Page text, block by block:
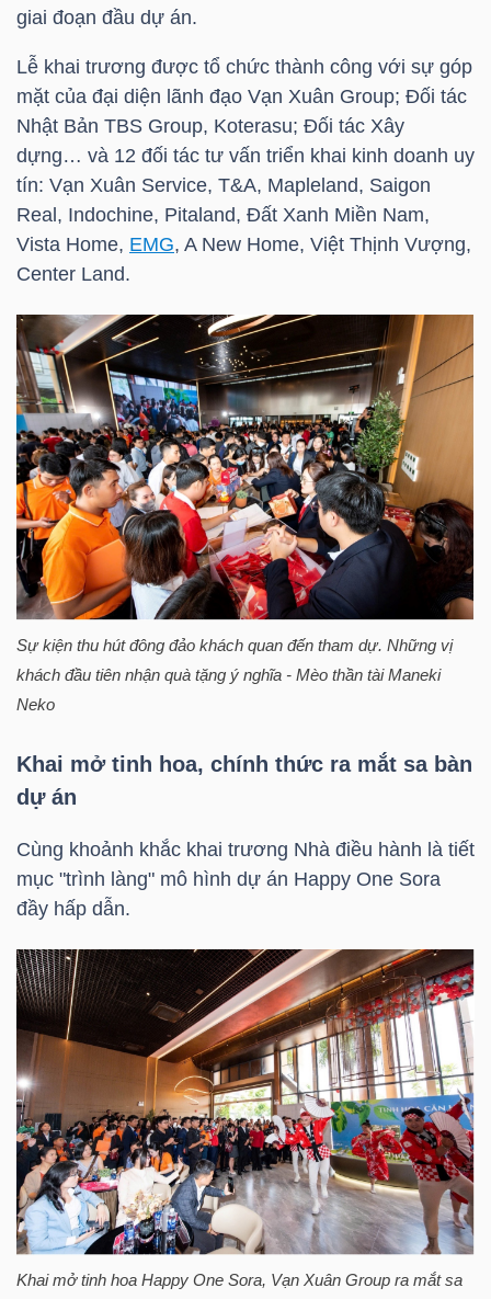
giai đoạn đầu dự án.
Lễ khai trương được tổ chức thành công với sự góp
mặt của đại diện lãnh đạo Vạn Xuân Group; Đối tác
Nhật Bản TBS Group, Koterasu; Đối tác Xây
dựng… và 12 đối tác tư vấn triển khai kinh doanh uy
tín: Vạn Xuân Service, T&A, Mapleland, Saigon
Real, Indochine, Pitaland, Đất Xanh Miền Nam,
Vista Home, EMG, A New Home, Việt Thịnh Vượng,
Center Land.
Sự kiện thu hút đông đảo khách quan đến tham dự. Những vị
khách đầu tiên nhận quà tặng ý nghĩa - Mèo thần tài Maneki
Neko
Khai mở tinh hoa, chính thức ra mắt sa bàn
dự án
Cùng khoảnh khắc khai trương Nhà điều hành là tiết
mục "trình làng" mô hình dự án Happy One Sora
đầy hấp dẫn.
Khai mở tinh hoa Happy One Sora, Vạn Xuân Group ra mắt sa
VĨ
MÔ
NGÀNH
DOANH
NGHIỆP
CỔ
PHIẾU
PHÁI
SINH
CÔNG
CỤ
ĐẦU
TRUY
LIỆU
Ngành
(-)
VS-